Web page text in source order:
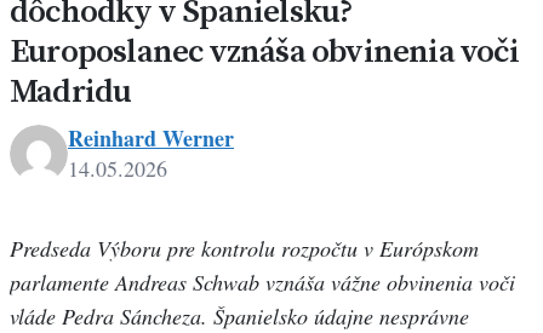
dôchodky v Španielsku?
Europoslanec vznáša obvinenia voči
Madridu
Reinhard Werner
14.05.2026
Predseda Výboru pre kontrolu rozpočtu v Európskom
parlamente Andreas Schwab vznáša vážne obvinenia voči
vláde Pedra Sáncheza. Španielsko údajne nesprávne